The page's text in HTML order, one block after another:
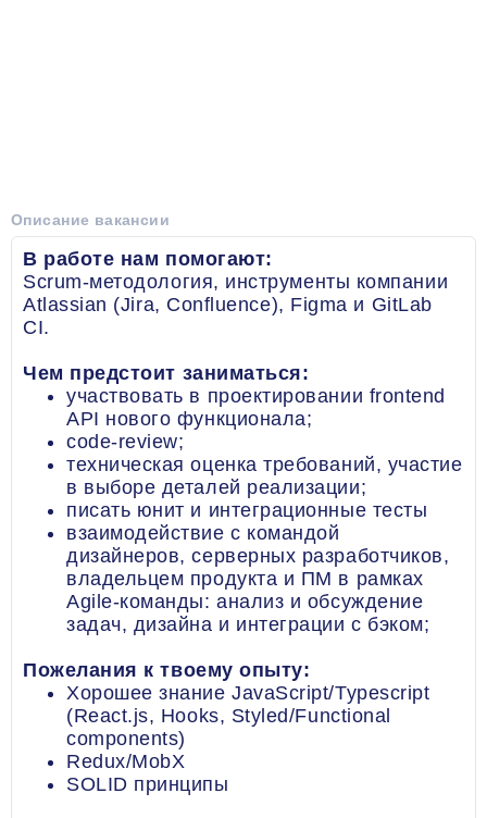
Описание вакансии
В работе нам помогают:
Scrum-методология, инструменты компании
Atlassian (Jira, Confluence), Figma и GitLab
CI.
Чем предстоит заниматься:
участвовать в проектировании frontend
API нового функционала;
сode-review;
техническая оценка требований, участие
в выборе деталей реализации;
писать юнит и интеграционные тесты
взаимодействие с командой
дизайнеров, серверных разработчиков,
владельцем продукта и ПМ в рамках
Agile-команды: анализ и обсуждение
задач, дизайна и интеграции с бэком;
Пожелания к твоему опыту:
Хорошее знание JavaScript/Typescript
(React.js, Hooks, Styled/Functional
components)
Redux/MobX
SOLID принципы